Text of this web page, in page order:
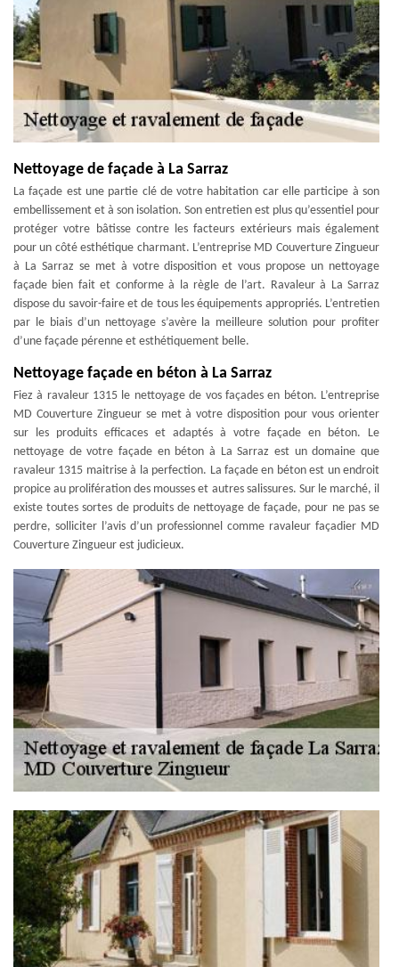
Nettoyage de façade à La Sarraz
La façade est une partie clé de votre habitation car elle participe à son
embellissement et à son isolation. Son entretien est plus qu’essentiel pour
protéger votre bâtisse contre les facteurs extérieurs mais également
pour un côté esthétique charmant. L’entreprise MD Couverture Zingueur
à La Sarraz se met à votre disposition et vous propose un nettoyage
façade bien fait et conforme à la règle de l’art. Ravaleur à La Sarraz
dispose du savoir-faire et de tous les équipements appropriés. L’entretien
par le biais d’un nettoyage s’avère la meilleure solution pour profiter
d’une façade pérenne et esthétiquement belle.
Nettoyage façade en béton à La Sarraz
Fiez à ravaleur 1315 le nettoyage de vos façades en béton. L’entreprise
MD Couverture Zingueur se met à votre disposition pour vous orienter
sur les produits efficaces et adaptés à votre façade en béton. Le
nettoyage de votre façade en béton à La Sarraz est un domaine que
ravaleur 1315 maitrise à la perfection. La façade en béton est un endroit
propice au prolifération des mousses et autres salissures. Sur le marché, il
existe toutes sortes de produits de nettoyage de façade, pour ne pas se
perdre, solliciter l’avis d’un professionnel comme ravaleur façadier MD
Couverture Zingueur est judicieux.